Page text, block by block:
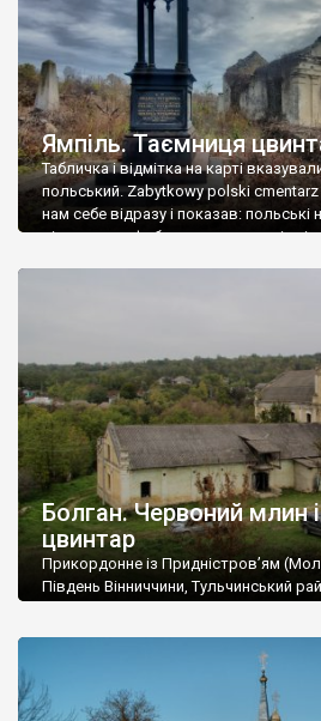
Ямпіль. Таємниця
Табличка і відмітка на карті
польський. Zabytkowy polski cmentarz
нам себе відразу і показав: польські
віднести до фабричних, польські
Болган. Червоний млин
цвинтар
Прикордонне із Придністров’ям
Південь Вінниччини, Тульчинський
старовинний цвинтар із кам’яними
збереглися, написані кирилицею,
мовою. За всіма традиційними